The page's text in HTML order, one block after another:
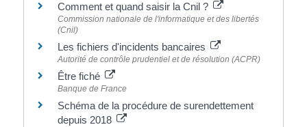
Comment et quand saisir la Cnil ?
Commission nationale de l'informatique et des libertés
(Cnil)
Les fichiers d'incidents bancaires
Autorité de contrôle prudentiel et de résolution (ACPR)
Être fiché
Banque de France
Schéma de la procédure de surendettement
depuis 2018